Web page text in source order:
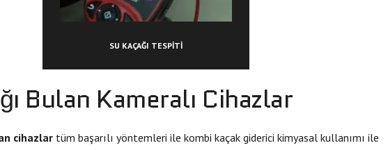
SU KAÇAĞI TESPITI
Bulan Kameralı Cihazlar
cihazlar tüm başarılı yöntemleri ile kombi kaçak giderici kimyasal kullanımı ile